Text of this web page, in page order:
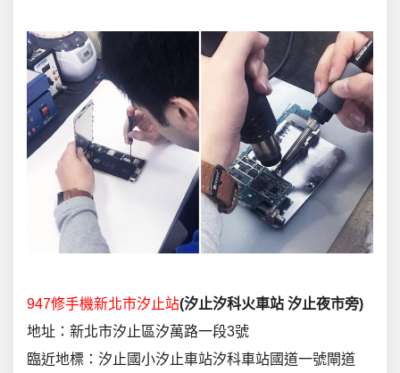
947修手機新北市汐止站(汐止汐科火車站 汐止夜市旁)
地址：新北市汐止區汐萬路一段3號
臨近地標：汐止國小汐止車站汐科車站國道一號閘道